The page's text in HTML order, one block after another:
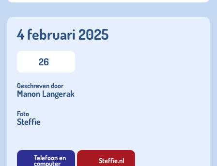
4 februari 2025
26
Geschreven door
Manon Langerak
Foto
Steffie
Telefoon en
computer Steffie.nl